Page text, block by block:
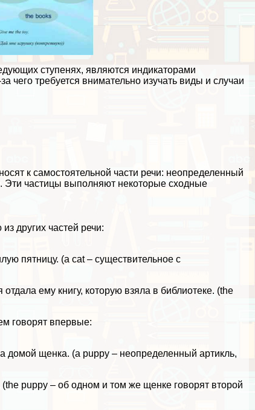
ступенях, являются индикаторами
чего требуется внимательно изучать виды и случаи
к самостоятельной части речи: неопределенный
Эти частицы выполняют некоторые сходные
других частей речи:
пятницу. (a cat – существительное с
ему книгу, которую взяла в библиотеке. (the
говорят впервые:
домой щенка. (a puppy – неопределенный артикль,
puppy – об одном и том же щенке говорят второй